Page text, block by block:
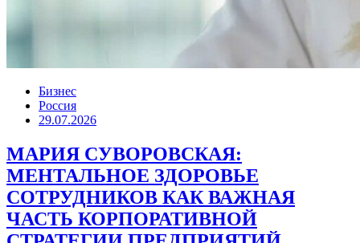
Бизнес
Россия
29.07.2026
МАРИЯ СУВОРОВСКАЯ:
МЕНТАЛЬНОЕ ЗДОРОВЬЕ
СОТРУДНИКОВ КАК ВАЖНАЯ
ЧАСТЬ КОРПОРАТИВНОЙ